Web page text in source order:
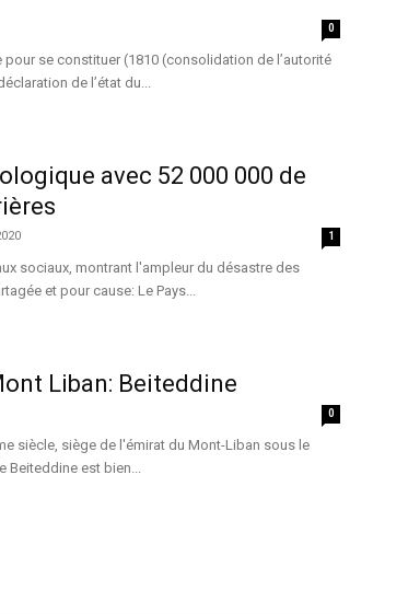
0
se constituer (1810 (consolidation de l’autorité
de l’état du...
avec 52 000 000 de
1
sociaux, montrant l'ampleur du désastre des
et pour cause: Le Pays...
Liban: Beiteddine
0
siècle, siège de l'émirat du Mont-Liban sous le
Beiteddine est bien...